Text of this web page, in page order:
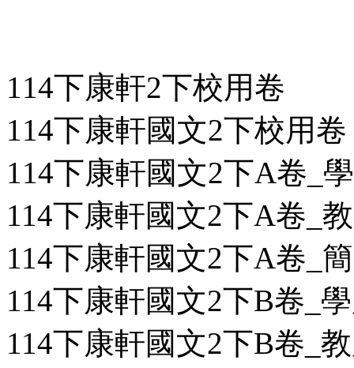
114下康軒2下校用卷
114下康軒國文2下校用卷
114下康軒國文2下A卷_
114下康軒國文2下A卷_
114下康軒國文2下A卷_
114下康軒國文2下B卷_
114下康軒國文2下B卷_